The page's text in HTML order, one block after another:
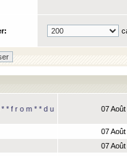
* f r o m * * d u
07
07
07